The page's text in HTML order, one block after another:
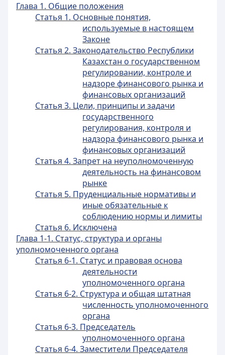
Глава 1. Общие положения
Статья 1. Основные понятия,
используемые в настоящем
Законе
Статья 2. Законодательство Республики
Казахстан о государственном
регулировании, контроле и
надзоре финансового рынка и
финансовых организаций
Статья 3. Цели, принципы и задачи
государственного
регулирования, контроля и
надзора финансового рынка и
финансовых организаций
Статья 4. Запрет на неуполномоченную
деятельность на финансовом
рынке
Статья 5. Пруденциальные нормативы и
иные обязательные к
соблюдению нормы и лимиты
Статья 6. Исключена
Глава 1-1. Статус, структура и органы
уполномоченного органа
Статья 6-1. Статус и правовая основа
деятельности
уполномоченного органа
Статья 6-2. Структура и общая штатная
численность уполномоченного
органа
Статья 6-3. Председатель
уполномоченного органа
Статья 6-4. Заместители Председателя